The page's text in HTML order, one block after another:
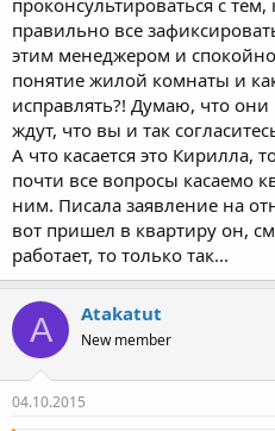
проконсультироваться с
правильно все
этим менеджером и
понятие жилой комнаты и
исправлять?! Думаю, что
ждут, что вы и так
А что касается это Кирилла,
почти все вопросы касаемо
ним. Писала заявление на
вот пришел в квартиру он,
работает, то только так...
A Atakatut
New member
04.10.2015